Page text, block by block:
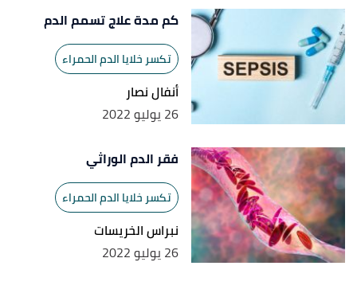
كم مدة علاج تسمم الدم
تكسر خلايا الدم الحمراء
أنفال نصار
26 يوليو 2022
فقر الدم الوراثي
تكسر خلايا الدم الحمراء
نبراس الخريسات
26 يوليو 2022